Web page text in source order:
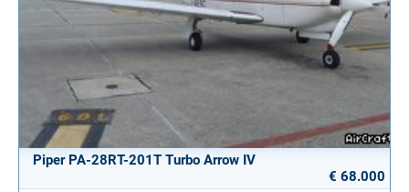
Piper PA-28RT-201T Turbo Arrow IV
€ 68.000